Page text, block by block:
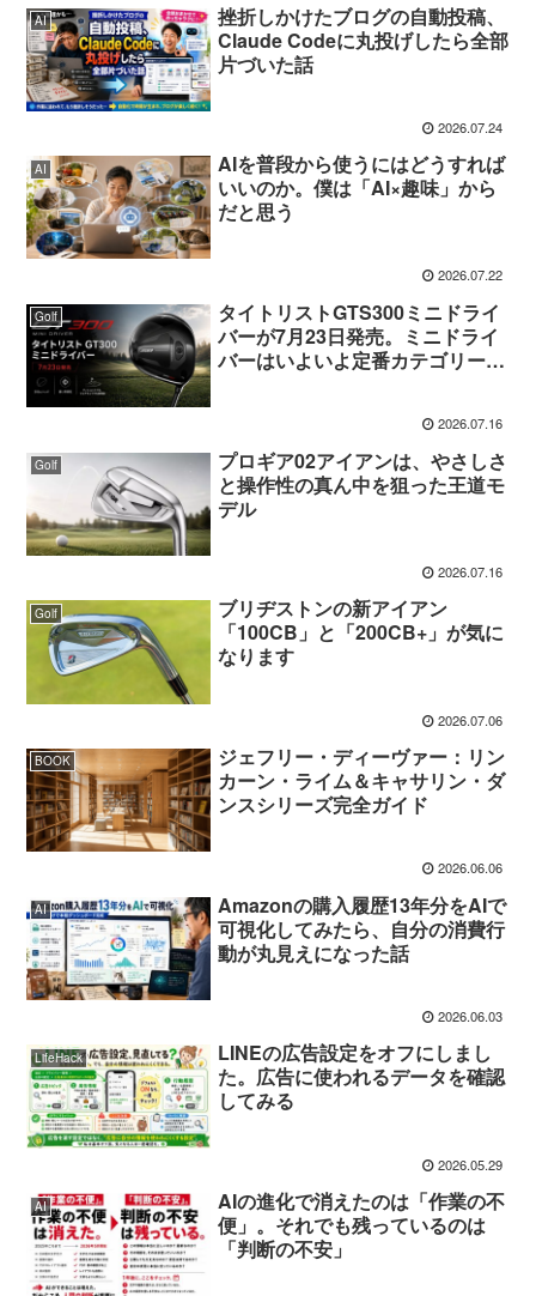
AI
挫折しかけたブログの自動投稿、
Claude Codeに丸投げしたら全部
片づいた話
2026.07.24
AI
AIを普段から使うにはどうすれば
いいのか。僕は「AI×趣味」から
だと思う
2026.07.22
Golf
タイトリストGTS300ミニドライ
バーが7月23日発売。ミニドライ
バーはいよいよ定番カテゴリーに
2026.07.16
Golf
プロギア02アイアンは、やさしさ
と操作性の真ん中を狙った王道モ
デル
2026.07.16
Golf
ブリヂストンの新アイアン
「100CB」と「200CB+」が気に
なります
2026.07.06
BOOK
ジェフリー・ディーヴァー：リン
カーン・ライム＆キャサリン・ダ
ンスシリーズ完全ガイド
2026.06.06
AI
Amazonの購入履歴13年分をAIで
可視化してみたら、自分の消費行
動が丸見えになった話
2026.06.03
LifeHack
LINEの広告設定をオフにしまし
た。広告に使われるデータを確認
してみる
2026.05.29
AI
AIの進化で消えたのは「作業の不
便」。それでも残っているのは
「判断の不安」